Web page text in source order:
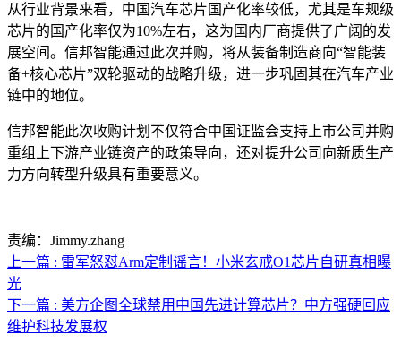
从行业背景来看，中国汽车芯片国产化率较低，尤其是车规级
芯片的国产化率仅为10%左右，这为国内厂商提供了广阔的发
展空间。信邦智能通过此次并购，将从装备制造商向“智能装
备+核心芯片”双轮驱动的战略升级，进一步巩固其在汽车产业
链中的地位。
信邦智能此次收购计划不仅符合中国证监会支持上市公司并购
重组上下游产业链资产的政策导向，还对提升公司向新质生产
力方向转型升级具有重要意义。
责编：Jimmy.zhang
上一篇 : 雷军怒怼Arm定制谣言！小米玄戒O1芯片自研真相曝
光
下一篇 : 美方企图全球禁用中国先进计算芯片？中方强硬回应
维护科技发展权